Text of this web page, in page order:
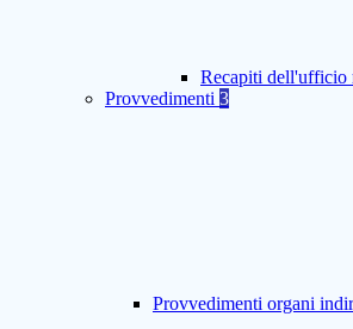
Recapiti dell'ufficio
Provvedimenti 3
Provvedimenti organi